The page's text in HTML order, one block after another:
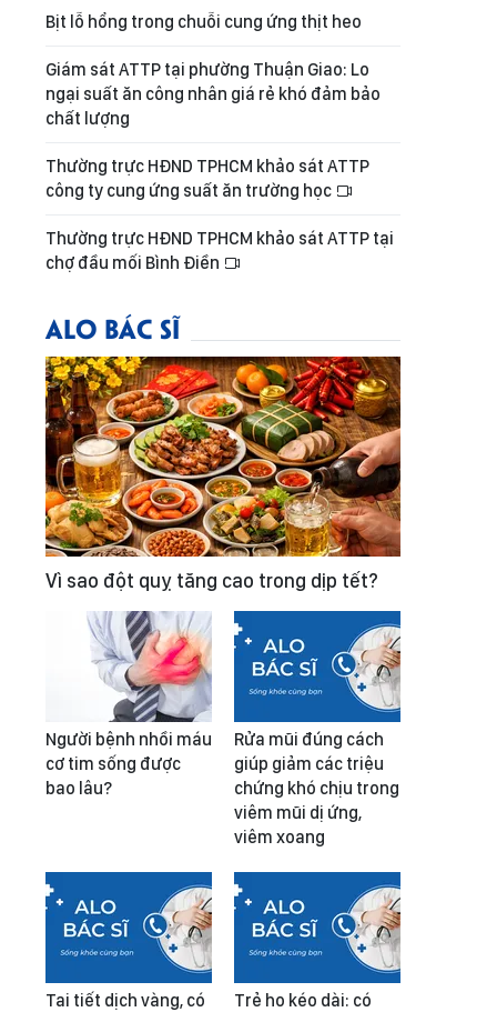
Bịt lỗ hổng trong chuỗi cung ứng thịt heo
Giám sát ATTP tại phường Thuận Giao: Lo
ngại suất ăn công nhân giá rẻ khó đảm bảo
chất lượng
Thường trực HĐND TPHCM khảo sát ATTP
công ty cung ứng suất ăn trường học
Thường trực HĐND TPHCM khảo sát ATTP tại
chợ đầu mối Bình Điền
ALO BÁC SĨ
Vì sao đột quỵ tăng cao trong dịp tết?
Người bệnh nhồi máu
cơ tim sống được
bao lâu?
Rửa mũi đúng cách
giúp giảm các triệu
chứng khó chịu trong
viêm mũi dị ứng,
viêm xoang
Tai tiết dịch vàng, có
Trẻ ho kéo dài: có